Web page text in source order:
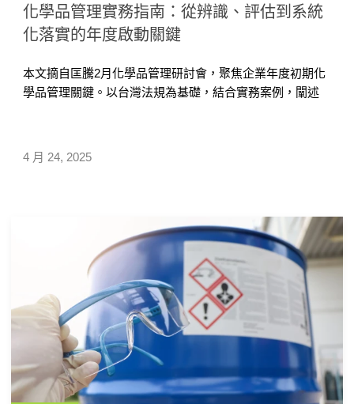
化學品管理實務指南：從辨識、評估到系統
化落實的年度啟動關鍵
4 月 24, 2025
本文摘自匡騰2月化學品管理研討會，聚焦企業年度初期化
學品管理關鍵。以台灣法規為基礎，結合實務案例，闡述
過系統化流程與數位工具如Q-Chem，企業可強化危害辨